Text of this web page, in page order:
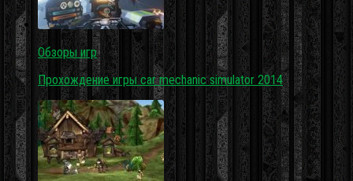
Обзоры игр
Прохождение игры car mechanic simulator 2014